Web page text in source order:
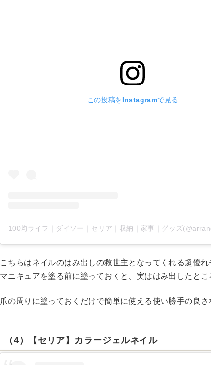
この投稿をInstagramで見る
こちらはネイルのはみ出しの救世主となってくれる超優れ
マニキュアを塗る前に塗っておくと、実ははみ出したとこ
爪の周りに塗っておくだけで簡単に使える使い勝手の良
（4）【セリア】カラージェルネイル